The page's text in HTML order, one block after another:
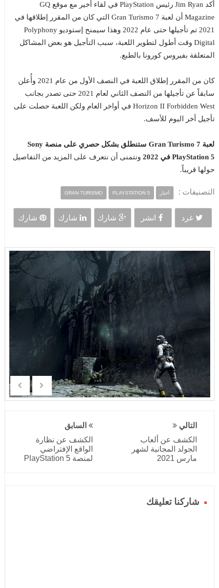
أكد Jim Ryan رئيس PlayStation في لقاء أخير مع موقع GQ
Magazine أن لعبة Gran Turismo 7 التي كان من المقرر إطلاقها في
2021 تم تأجيلها حتى عام 2022 وهذا سيمنح إستوديو Polyphony
Digital وقت أطول لتطوير اللعبة، سبب التأجيل هو بعض المشاكل
المتعلقة بفيروس كورونا بالطبع.
كان من المقرر إطلاق اللعبة في النصف الأول من عام 2021 وأُعلن
سابقاً عن تأجيلها من النصف الثاني لعام 2021 حتى تصدر بجانب
Horizon II Forbidden West في أواخر العام ولكن اللعبة حصلت على
تأجيل أخر اليوم للأسف.
لعبة Gran Turismo 7 ستنطلق بشكل حصري على منصة Sony
PlayStation 5 في 2022
ونتمنى أن نتعرف على المزيد من التفاصيل
حولها قريباً.
التصنيفات : أخبار GRAN TURISMO PLAYSTATION 5
غرد انشر شارك شارك شارك
التالي
الكشف عن ألعاب
الجولد المجانية لشهر
مارس 2021
السابق
الكشف عن نظارة
الواقع الإفتراضي
لمنصة PlayStation 5
شاركنا تعليقك